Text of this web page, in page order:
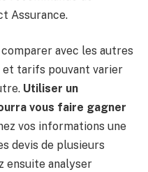
Assurance.
comparer avec les autres
et tarifs pouvant varier
Utiliser un
vous faire gagner
vos informations une
devis de plusieurs
ensuite analyser